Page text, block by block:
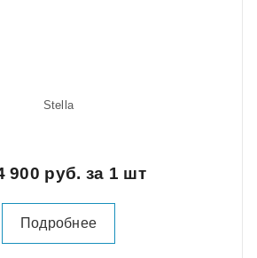
Stella
900 руб. за 1 шт
Подробнее